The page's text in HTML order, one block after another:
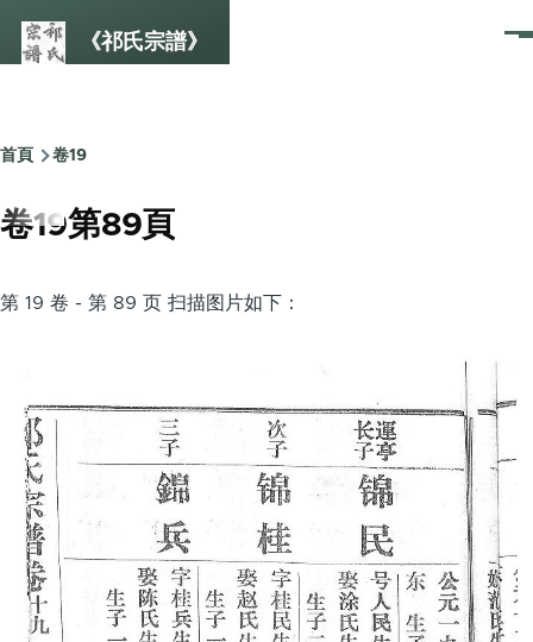
《祁氏宗譜》
選
Breadcrumb
首頁 卷19
卷19第89頁
第 19 卷 - 第 89 页 扫描图片如下：